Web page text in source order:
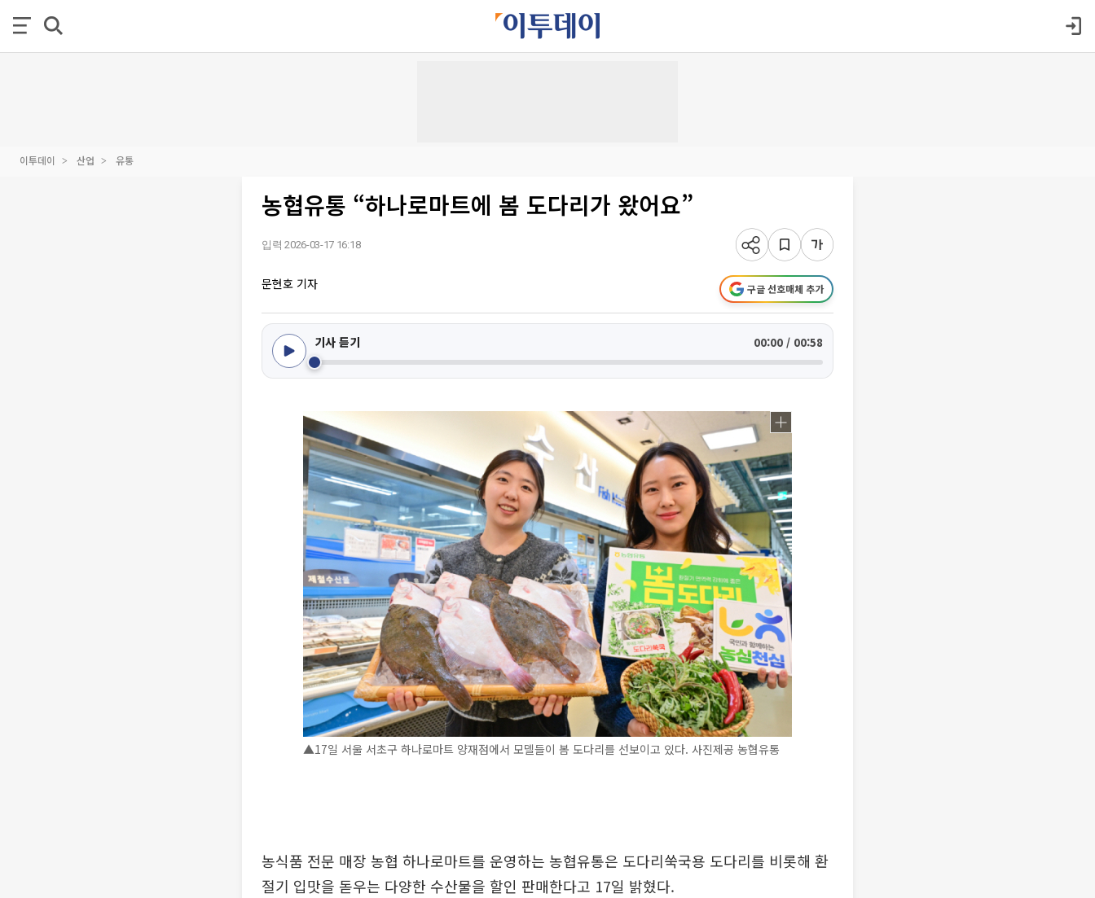
이투데이 산업 유통
농협유통 “하나로마트에 봄 도다리가 왔어요”
입력 2026-03-17 16:18
문현호 기자 구글 선호매체 추가
기사 듣기 00:00 / 00:58
▲17일 서울 서초구 하나로마트 양재점에서 모델들이 봄 도다리를 선보이고 있다. 사진제공 농협유통
농식품 전문 매장 농협 하나로마트를 운영하는 농협유통은 도다리쑥국용 도다리를 비롯해 환
절기 입맛을 돋우는 다양한 수산물을 할인 판매한다고 17일 밝혔다.